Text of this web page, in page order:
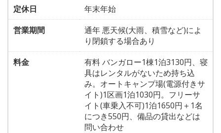
定休日
年末年始
営業期間
通年 悪天候(大雨、積雪など)によ
り閉鎖する場合あり
料金
有料 バンガロー1棟1泊3130円、寝
具はレンタルがないため持ち込
み。オートキャンプ場(電源付きサ
イト)1区画1泊1030円。フリーサ
イト(車乗入不可)1泊1650円＋1名
につき550円、備品の貸出などは
問い合わせ